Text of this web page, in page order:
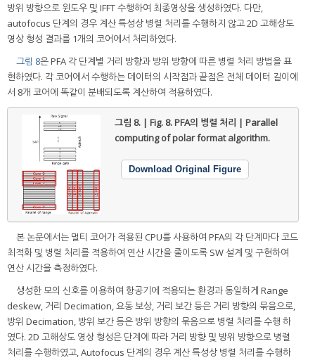
방위 방향으로 윈도우 및 IFFT 수행하여 최종영상을 생성하였다. 다만,
autofocus 단계의 경우 계산 특성상 병렬 처리를 수행하지 않고 2D 고해상도
영상 형성 결과를 1개의 코어에서 처리하였다.
그림 8은 PFA 각 단계별 거리 방향과 방위 방향에 따른 병렬 처리 방법을 표
현하였다. 각 코어에서 수행하는 데이터의 시작점과 끝점은 전체 데이터 길이에
서 8개 코어에 똑같이 분배되도록 계산하여 적용하였다.
그림 8. | Fig. 8.PFA의 병렬 처리 | Parallel
computing of polar format algorithm.
Download Original Figure
본 논문에서는 멀티 코어가 적용된 CPU를 사용하여 PFA의 각 단계마다 코드
최적화 및 병렬 처리를 적용하여 연산 시간을 줄이도록 SW 설계 및 구현하여
연산 시간을 측정하였다.
생성한 모의 신호를 이용하여 항공기에 적용되는 환경과 동일하게 Range
deskew, 거리 Decimation, 요동 보상, 거리 보간 등은 거리 방향의 묶음으로,
방위 Decimation, 방위 보간 등은 방위 방향의 묶음으로 병렬 처리를 수행 하
였다. 2D 고해상도 영상 형성은 단계에 따라 거리 방향 및 방위 방향으로 병렬
처리를 수행하였고, Autofocus 단계의 경우 계산 특성상 병렬 처리를 수행하